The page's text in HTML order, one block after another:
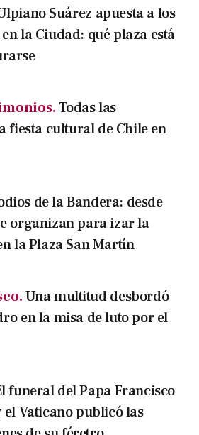
Suárez apuesta a los
la Ciudad: qué plaza está
Todas las
fiesta cultural de Chile en
de la Bandera: desde
organizan para izar la
la Plaza San Martín
Una multitud desbordó
en la misa de luto por el
funeral del Papa Francisco
el Vaticano publicó las